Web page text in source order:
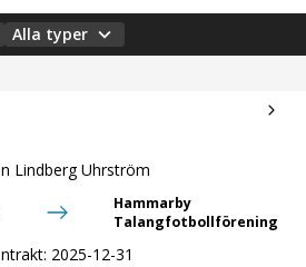
Alla typer
Lindberg Uhrström
Hammarby
Talangfotbollförening
2025-12-31